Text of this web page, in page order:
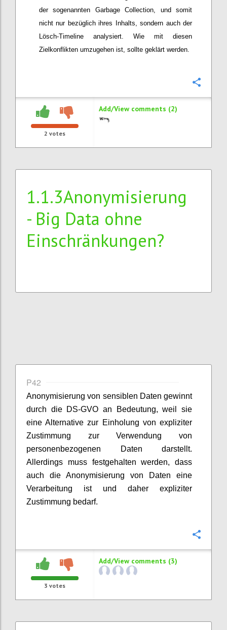
der sogenannten Garbage Collection, und somit
nicht nur bezüglich ihres Inhalts, sondern auch der
Lösch-Timeline analysiert. Wie mit diesen
Zielkonflikten umzugehen ist, sollte geklärt werden.
2 votes
Add/View comments (2)
1.1.3Anonymisierung
- Big Data ohne
Einschränkungen?
P42
Anonymisierung von sensiblen Daten gewinnt
durch die DS-GVO an Bedeutung, weil sie
eine Alternative zur Einholung von expliziter
Zustimmung zur Verwendung von
personenbezogenen Daten darstellt.
Allerdings muss festgehalten werden, dass
auch die Anonymisierung von Daten eine
Verarbeitung ist und daher expliziter
Zustimmung bedarf.
3 votes
Add/View comments (3)